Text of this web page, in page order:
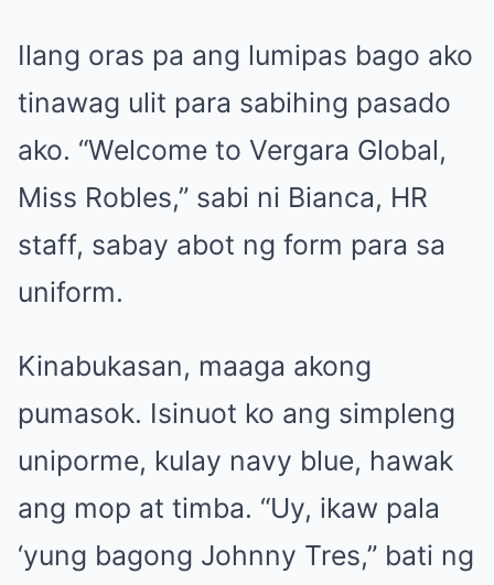
Ilang oras pa ang lumipas bago ako
tinawag ulit para sabihing pasado
ako. “Welcome to Vergara Global,
Miss Robles,” sabi ni Bianca, HR
staff, sabay abot ng form para sa
uniform.
Kinabukasan, maaga akong
pumasok. Isinuot ko ang simpleng
uniporme, kulay navy blue, hawak
ang mop at timba. “Uy, ikaw pala
‘yung bagong Johnny Tres,” bati ng